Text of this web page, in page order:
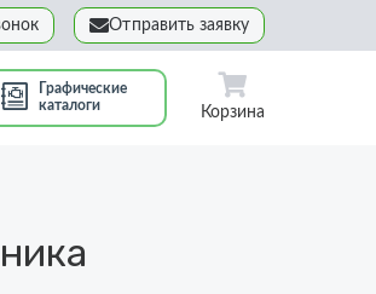
Отправить заявку
Графические
каталоги
Корзина